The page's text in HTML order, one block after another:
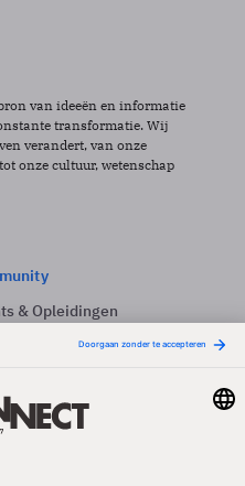
van ideeën en informatie
transformatie. Wij
verandert, van onze
onze cultuur, wetenschap
& Opleidingen